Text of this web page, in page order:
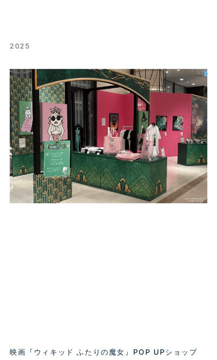
2025
映画『ウィキッド ふたりの魔女』POP UPショップ